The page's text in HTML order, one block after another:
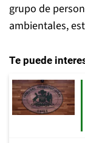
grupo de
ambientales,
Te puede